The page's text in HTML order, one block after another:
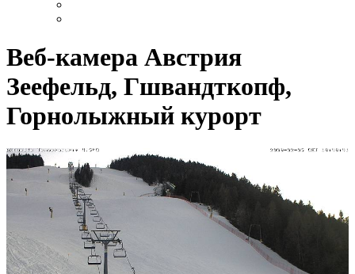
Веб-камера Австрия
Зеефельд, Гшвандткопф,
Горнолыжный курорт